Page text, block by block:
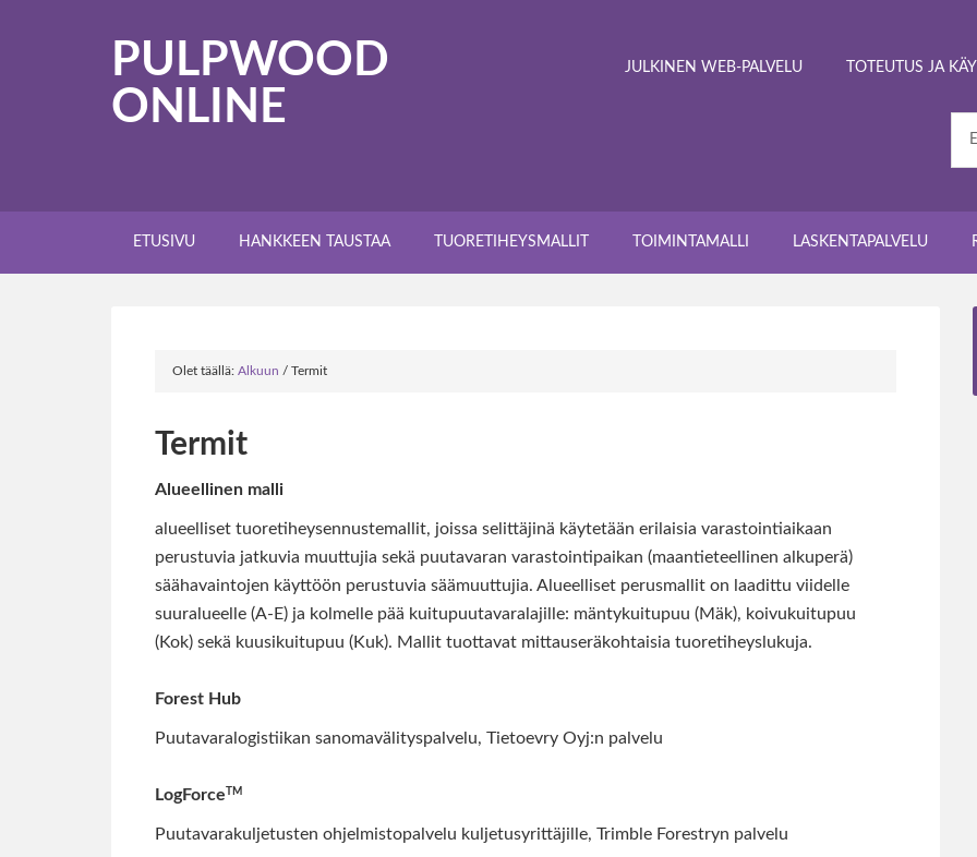
PULPWOOD
ONLINE
JULKINEN WEB-PALVELU TOTEUTUS JA
ETUSIVU HANKKEEN TAUSTAA TUORETIHEYSMALLIT TOIMINTAMALLI LASKENTAPALVELU
Olet täällä: Alkuun / Termit
Termit
Alueellinen malli
alueelliset tuoretiheysennustemallit, joissa selittäjinä käytetään erilaisia varastointiaikaan
perustuvia jatkuvia muuttujia sekä puutavaran varastointipaikan (maantieteellinen alkuperä)
säähavaintojen käyttöön perustuvia säämuuttujia. Alueelliset perusmallit on laadittu viidelle
suuralueelle (A-E) ja kolmelle pää kuitupuutavaralajille: mäntykuitupuu (Mäk), koivukuitupuu
(Kok) sekä kuusikuitupuu (Kuk). Mallit tuottavat mittauseräkohtaisia tuoretiheyslukuja.
Forest Hub
Puutavaralogistiikan sanomavälityspalvelu, Tietoevry Oyj:n palvelu
LogForce TM
Puutavarakuljetusten ohjelmistopalvelu kuljetusyrittäjille, Trimble Forestryn palvelu